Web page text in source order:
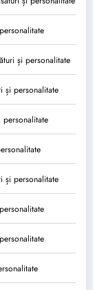
și personalitate
și personalitate
personalitate
și personalitate